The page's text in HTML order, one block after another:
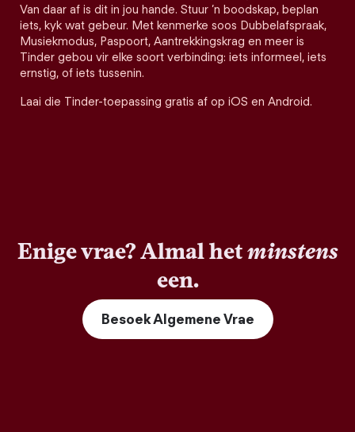
Van daar af is dit in jou hande. Stuur ’n boodskap, beplan
iets, kyk wat gebeur. Met kenmerke soos Dubbelafspraak,
Musiekmodus, Paspoort, Aantrekkingskrag en meer is
Tinder gebou vir elke soort verbinding: iets informeel, iets
ernstig, of iets tussenin.
Laai die Tinder-toepassing gratis af op iOS en Android.
Enige vrae? Almal hetminstens
een.
Besoek Algemene Vrae